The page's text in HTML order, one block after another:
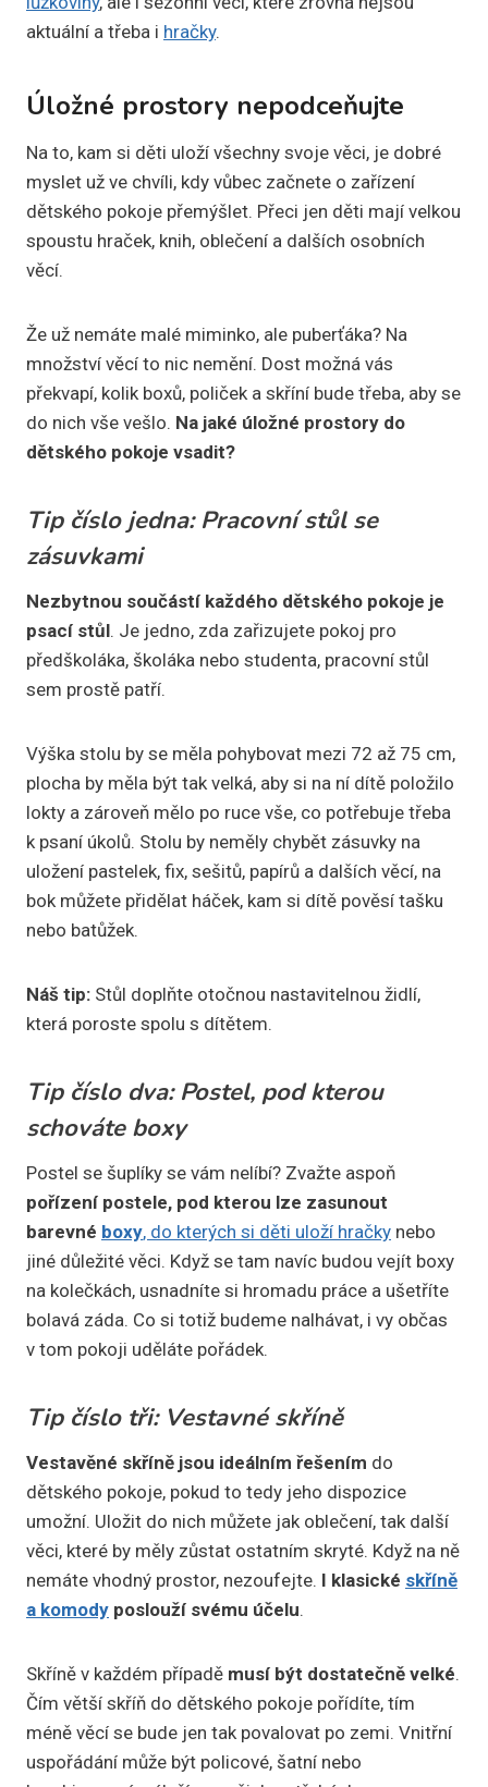
aktuální a třeba i hračky.
Úložné prostory nepodceňujte
Na to, kam si děti uloží všechny svoje věci, je dobré
myslet už ve chvíli, kdy vůbec začnete o zařízení
dětského pokoje přemýšlet. Přeci jen děti mají velkou
spoustu hraček, knih, oblečení a dalších osobních
věcí.
Že už nemáte malé miminko, ale puberťáka? Na
množství věcí to nic nemění. Dost možná vás
překvapí, kolik boxů, poliček a skříní bude třeba, aby se
do nich vše vešlo. Na jaké úložné prostory do
dětského pokoje vsadit?
Tip číslo jedna: Pracovní stůl se
zásuvkami
Nezbytnou součástí každého dětského pokoje je
psací stůl. Je jedno, zda zařizujete pokoj pro
předškoláka, školáka nebo studenta, pracovní stůl
sem prostě patří.
Výška stolu by se měla pohybovat mezi 72 až 75 cm,
plocha by měla být tak velká, aby si na ní dítě položilo
lokty a zároveň mělo po ruce vše, co potřebuje třeba
k psaní úkolů. Stolu by neměly chybět zásuvky na
uložení pastelek, fix, sešitů, papírů a dalších věcí, na
bok můžete přidělat háček, kam si dítě pověsí tašku
nebo batůžek.
Náš tip: Stůl doplňte otočnou nastavitelnou židlí,
která poroste spolu s dítětem.
Tip číslo dva: Postel, pod kterou
schováte boxy
Postel se šuplíky se vám nelíbí? Zvažte aspoň
pořízení postele, pod kterou lze zasunout
barevné boxy, do kterých si děti uloží hračky nebo
jiné důležité věci. Když se tam navíc budou vejít boxy
na kolečkách, usnadníte si hromadu práce a ušetříte
bolavá záda. Co si totiž budeme nalhávat, i vy občas
v tom pokoji uděláte pořádek.
Tip číslo tři: Vestavné skříně
Vestavěné skříně jsou ideálním řešením do
dětského pokoje, pokud to tedy jeho dispozice
umožní. Uložit do nich můžete jak oblečení, tak další
věci, které by měly zůstat ostatním skryté. Když na ně
nemáte vhodný prostor, nezoufejte. I klasické skříně
a komody poslouží svému účelu.
Skříně v každém případě musí být dostatečně velké.
Čím větší skříň do dětského pokoje pořídíte, tím
méně věcí se bude jen tak povalovat po zemi. Vnitřní
uspořádání může být policové, šatní nebo